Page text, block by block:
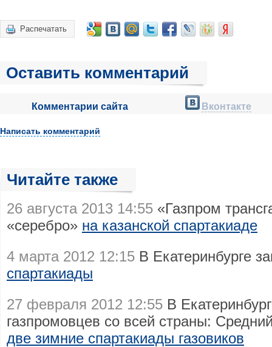
Распечатать
Оставить комментарий
Комментарии сайта Вконтакте
Написать комментарий
Читайте также
26 августа 2013 14:55 «Газпром
«серебро» на казанской спартакиаде
4 марта 2012 12:15 В Екатеринбурге
спартакиады
27 февраля 2012 12:55 В
газпромовцев со всей страны:
две зимние спартакиады газовиков